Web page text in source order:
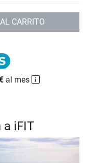
CARRITO
al mes
a iFIT